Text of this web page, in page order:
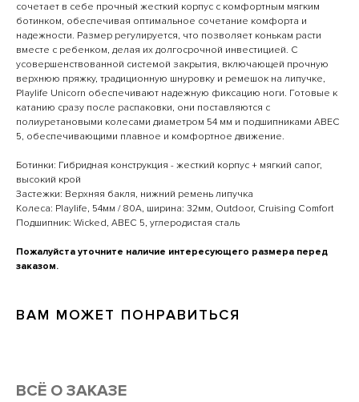
сочетает в себе прочный жесткий корпус с комфортным мягким
ботинком, обеспечивая оптимальное сочетание комфорта и
надежности. Размер регулируется, что позволяет конькам расти
вместе с ребенком, делая их долгосрочной инвестицией. С
усовершенствованной системой закрытия, включающей прочную
верхнюю пряжку, традиционную шнуровку и ремешок на липучке,
Playlife Unicorn обеспечивают надежную фиксацию ноги. Готовые к
катанию сразу после распаковки, они поставляются с
полиуретановыми колесами диаметром 54 мм и подшипниками ABEC
5, обеспечивающими плавное и комфортное движение.
Ботинки: Гибридная конструкция - жесткий корпус + мягкий сапог,
высокий крой
Застежки: Верхняя бакля, нижний ремень липучка
Колеса: Playlife, 54мм / 80A, ширина: 32мм, Outdoor, Cruising Comfort
Подшипник: Wicked, ABEC 5, углеродистая сталь
Пожалуйста уточните наличие интересующего размера перед
заказом.
ВАМ МОЖЕТ ПОНРАВИТЬСЯ
ВСË О ЗАКАЗЕ